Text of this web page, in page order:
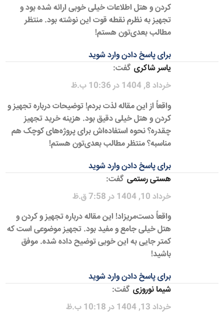
کردن و هتل اطلاعات خیلی خوبی ارائه شده بود و
تجهیز به نظرم نقطه قوت این نوشته بود. منتظر
مطالب بعدی‌تون هستم!
برای پاسخ دادن وارد شوید
یاسر شاکری گفت:
خرداد 8, 1404 در 10:36 ب.ظ
واقعاً از این مقاله لذت بردم! توضیحات درباره تجهیز و
کردن و هتل خیلی دقیق بود. هزینه خرید تجهیز
چقدره؟ نحوه استفاده‌اش برای پروژه‌های کوچک هم
مناسبه؟ منتظر مطالب بعدی‌تون هستم!
برای پاسخ دادن وارد شوید
هستی رستمی گفت:
خرداد 10, 1404 در 7:58 ق.ظ
واقعاً دست‌مریزاد! این مقاله درباره تجهیز و کردن و
هتل خیلی جامع و مفید بود. تجهیز موضوعی است که
کمتر جایی به این خوبی توضیح داده شده. موفق
باشید!
برای پاسخ دادن وارد شوید
شیما نوروزی گفت:
خرداد 13, 1404 در 10:18 ب.ظ